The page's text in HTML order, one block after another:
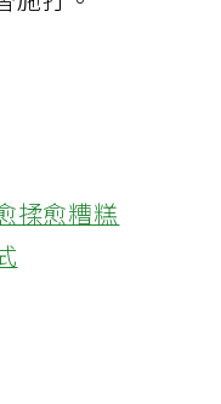
打。
揉愈糟糕